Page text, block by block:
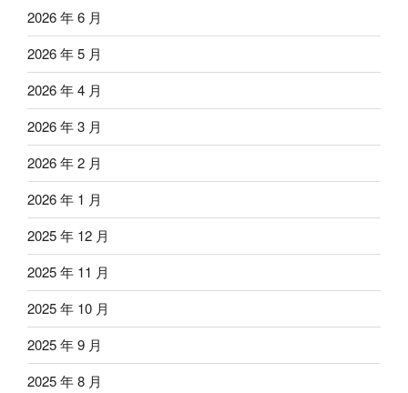
2026 年 6 月
2026 年 5 月
2026 年 4 月
2026 年 3 月
2026 年 2 月
2026 年 1 月
2025 年 12 月
2025 年 11 月
2025 年 10 月
2025 年 9 月
2025 年 8 月